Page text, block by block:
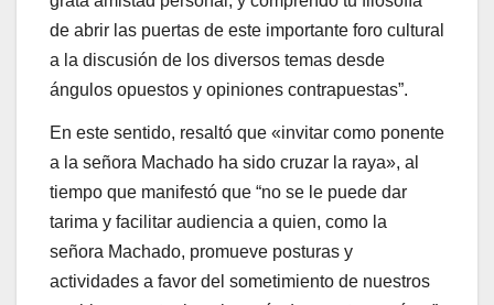
de abrir las puertas de este importante foro cultural
a la discusión de los diversos temas desde
ángulos opuestos y opiniones contrapuestas”.
En este sentido, resaltó que «invitar como ponente
a la señora Machado ha sido cruzar la raya», al
tiempo que manifestó que “no se le puede dar
tarima y facilitar audiencia a quien, como la
señora Machado, promueve posturas y
actividades a favor del sometimiento de nuestros